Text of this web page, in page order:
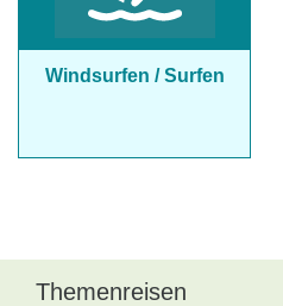
Windsurfen / Surfen
Themenreisen